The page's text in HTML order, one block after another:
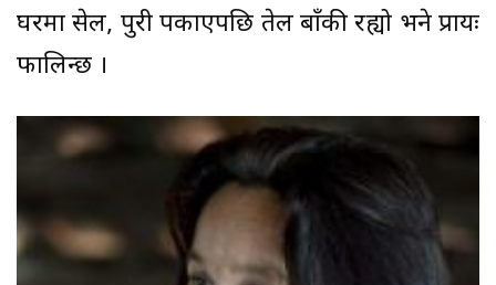
घरमा सेल, पुरी पकाएपछि तेल बाँकी रह्यो भने प्रायः
फालिन्छ ।